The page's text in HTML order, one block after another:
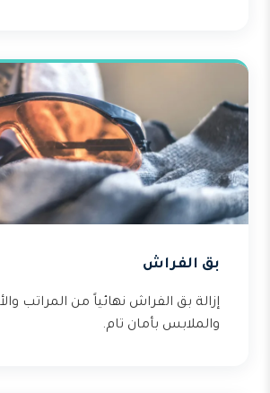
بق الفراش
إزالة بق الفراش نهائياً من المراتب
والملابس بأمان تام.